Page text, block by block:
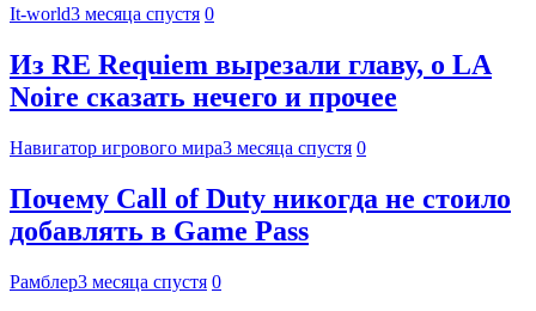
It-world3 месяца спустя 0
Из RE Requiem вырезали главу, о LA
Noire сказать нечего и прочее
Навигатор игрового мира3 месяца спустя 0
Почему Call of Duty никогда не стоило
добавлять в Game Pass
Рамблер3 месяца спустя 0